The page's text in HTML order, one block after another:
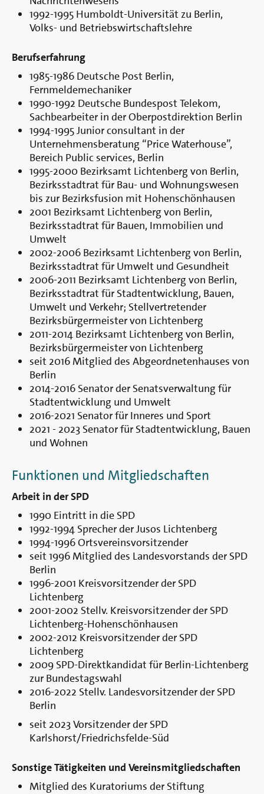
1992-1995 Humboldt-Universität zu Berlin,
Volks- und Betriebswirtschaftslehre
Berufserfahrung
1985-1986 Deutsche Post Berlin,
Fernmeldemechaniker
1990-1992 Deutsche Bundespost Telekom,
Sachbearbeiter in der Oberpostdirektion Berlin
1994-1995 Junior consultant in der
Unternehmensberatung “Price Waterhouse”,
Bereich Public services, Berlin
1995-2000 Bezirksamt Lichtenberg von Berlin,
Bezirksstadtrat für Bau- und Wohnungswesen
bis zur Bezirksfusion mit Hohenschönhausen
2001 Bezirksamt Lichtenberg von Berlin,
Bezirksstadtrat für Bauen, Immobilien und
Umwelt
2002-2006 Bezirksamt Lichtenberg von Berlin,
Bezirksstadtrat für Umwelt und Gesundheit
2006-2011 Bezirksamt Lichtenberg von Berlin,
Bezirksstadtrat für Stadtentwicklung, Bauen,
Umwelt und Verkehr; Stellvertretender
Bezirksbürgermeister von Lichtenberg
2011-2014 Bezirksamt Lichtenberg von Berlin,
Bezirksbürgermeister von Lichtenberg
seit 2016 Mitglied des Abgeordnetenhauses von
Berlin
2014-2016 Senator der Senatsverwaltung für
Stadtentwicklung und Umwelt
2016-2021 Senator für Inneres und Sport
2021 - 2023 Senator für Stadtentwicklung, Bauen
und Wohnen
Funktionen und Mitgliedschaften
Arbeit in der SPD
1990 Eintritt in die SPD
1992-1994 Sprecher der Jusos Lichtenberg
1994-1996 Ortsvereinsvorsitzender
seit 1996 Mitglied des Landesvorstands der SPD
Berlin
1996-2001 Kreisvorsitzender der SPD
Lichtenberg
2001-2002 Stellv. Kreisvorsitzender der SPD
Lichtenberg-Hohenschönhausen
2002-2012 Kreisvorsitzender der SPD
Lichtenberg
2009 SPD-Direktkandidat für Berlin-Lichtenberg
zur Bundestagswahl
2016-2022 Stellv. Landesvorsitzender der SPD
Berlin
seit 2023 Vorsitzender der SPD
Karlshorst/Friedrichsfelde-Süd
Sonstige Tätigkeiten und Vereinsmitgliedschaften
Mitglied des Kuratoriums der Stiftung